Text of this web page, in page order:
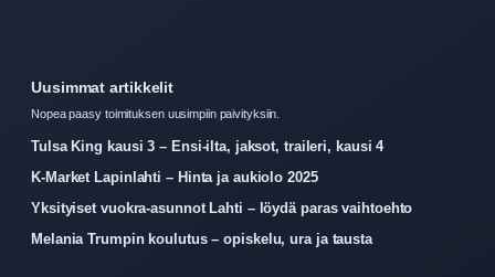
Uusimmat artikkelit
Nopea paasy toimituksen uusimpiin paivityksiin.
Tulsa King kausi 3 – Ensi-ilta, jaksot, traileri, kausi 4
K-Market Lapinlahti – Hinta ja aukiolo 2025
Yksityiset vuokra-asunnot Lahti – löydä paras vaihtoehto
Melania Trumpin koulutus – opiskelu, ura ja tausta